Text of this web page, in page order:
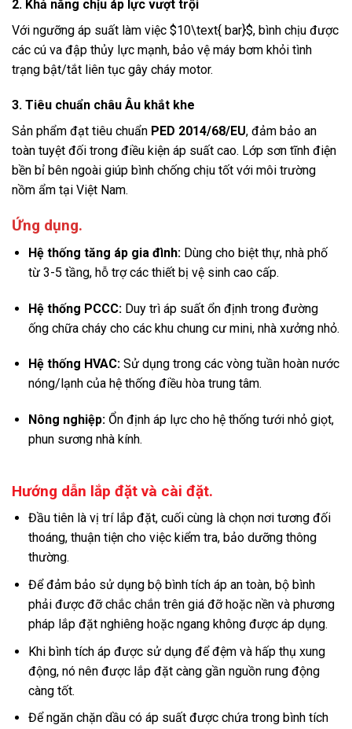
2. Khả năng chịu áp lực vượt trội
Với ngưỡng áp suất làm việc $10\text{ bar}$, bình chịu được
các cú va đập thủy lực mạnh, bảo vệ máy bơm khỏi tình
trạng bật/tắt liên tục gây cháy motor.
3. Tiêu chuẩn châu Âu khắt khe
Sản phẩm đạt tiêu chuẩn PED 2014/68/EU, đảm bảo an
toàn tuyệt đối trong điều kiện áp suất cao. Lớp sơn tĩnh điện
bền bỉ bên ngoài giúp bình chống chịu tốt với môi trường
nồm ẩm tại Việt Nam.
Ứng dụng.
Hệ thống tăng áp gia đình:Dùng cho biệt thự, nhà phố
từ 3-5 tầng, hỗ trợ các thiết bị vệ sinh cao cấp.
Hệ thống PCCC:Duy trì áp suất ổn định trong đường
ống chữa cháy cho các khu chung cư mini, nhà xưởng nhỏ.
Hệ thống HVAC:Sử dụng trong các vòng tuần hoàn nước
nóng/lạnh của hệ thống điều hòa trung tâm.
Nông nghiệp:Ổn định áp lực cho hệ thống tưới nhỏ giọt,
phun sương nhà kính.
Hướng dẫn lắp đặt và cài đặt.
Đầu tiên là vị trí lắp đặt, cuối cùng là chọn nơi tương đối
thoáng, thuận tiện cho việc kiểm tra, bảo dưỡng thông
thường.
Để đảm bảo sử dụng bộ bình tích áp an toàn, bộ bình
phải được đỡ chắc chắn trên giá đỡ hoặc nền và phương
pháp lắp đặt nghiêng hoặc ngang không được áp dụng.
Khi bình tích áp được sử dụng để đệm và hấp thụ xung
động, nó nên được lắp đặt càng gần nguồn rung động
càng tốt.
Để ngăn chặn dầu có áp suất được chứa trong bình tích